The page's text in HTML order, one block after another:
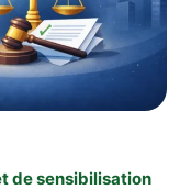
de sensibilisation